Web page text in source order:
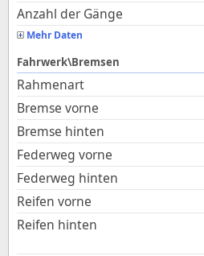
Anzahl der Gänge
Mehr Daten
Fahrwerk\Bremsen
Rahmenart
Bremse vorne
Bremse hinten
Federweg vorne
Federweg hinten
Reifen vorne
Reifen hinten